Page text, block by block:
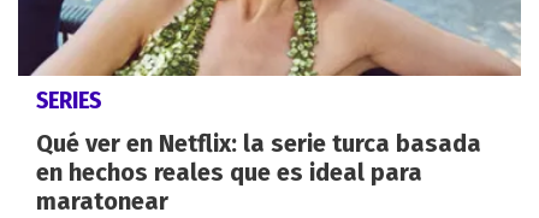
SERIES
Qué ver en Netflix: la serie turca basada
en hechos reales que es ideal para
maratonear